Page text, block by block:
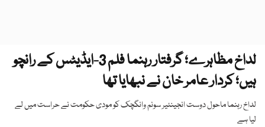
لداخ مظاہرے؛ گرفتار رہنما فلم 3-ایڈیٹس کے رانچو
ہیں؛ کردار عامر خان نے نبھایا تھا
لداخ رہنما ماحول دوست انجینئیر سونم وانگچک کو مودی حکومت نے حراست میں لے
لیا ہے